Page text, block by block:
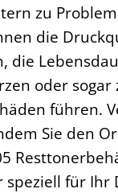
zu
die
die
oder sogar
führen.
Sie den
für Ihr